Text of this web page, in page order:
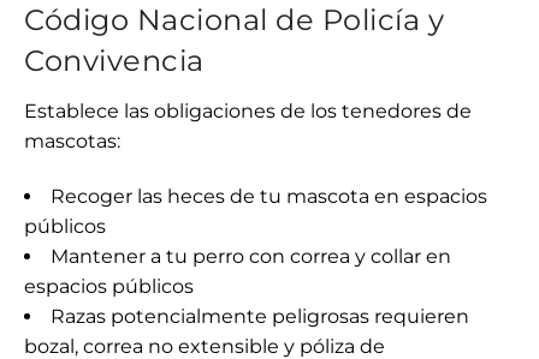
Código Nacional de Policía y
Convivencia
Establece las obligaciones de los tenedores de
mascotas:
Recoger las heces de tu mascota en espacios
públicos
Mantener a tu perro con correa y collar en
espacios públicos
Razas potencialmente peligrosas requieren
bozal, correa no extensible y póliza de